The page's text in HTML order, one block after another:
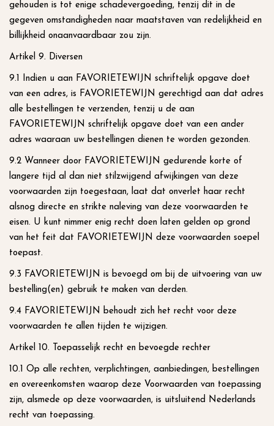
gehouden is tot enige schadevergoeding, tenzij dit in de
gegeven omstandigheden naar maatstaven van redelijkheid en
billijkheid onaanvaardbaar zou zijn.
Artikel 9. Diversen
9.1 Indien u aan FAVORIETEWIJN schriftelijk opgave doet
van een adres, is FAVORIETEWIJN gerechtigd aan dat adres
alle bestellingen te verzenden, tenzij u de aan
FAVORIETEWIJN schriftelijk opgave doet van een ander
adres waaraan uw bestellingen dienen te worden gezonden.
9.2 Wanneer door FAVORIETEWIJN gedurende korte of
langere tijd al dan niet stilzwijgend afwijkingen van deze
voorwaarden zijn toegestaan, laat dat onverlet haar recht
alsnog directe en strikte naleving van deze voorwaarden te
eisen. U kunt nimmer enig recht doen laten gelden op grond
van het feit dat FAVORIETEWIJN deze voorwaarden soepel
toepast.
9.3 FAVORIETEWIJN is bevoegd om bij de uitvoering van uw
bestelling(en) gebruik te maken van derden.
9.4 FAVORIETEWIJN behoudt zich het recht voor deze
voorwaarden te allen tijden te wijzigen.
Artikel 10. Toepasselijk recht en bevoegde rechter
10.1 Op alle rechten, verplichtingen, aanbiedingen, bestellingen
en overeenkomsten waarop deze Voorwaarden van toepassing
zijn, alsmede op deze voorwaarden, is uitsluitend Nederlands
recht van toepassing.